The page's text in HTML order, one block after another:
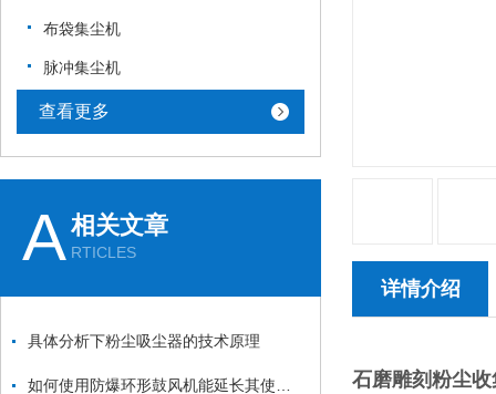
布袋集尘机
脉冲集尘机
查看更多
A相关文章
RTICLES
具体分析下粉尘吸尘器的技术原理
详情介绍
石磨雕刻粉尘